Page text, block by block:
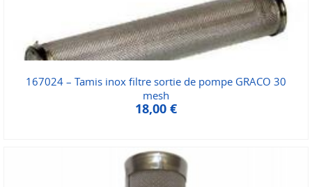
167024 – Tamis inox filtre sortie de pompe GRACO 30
mesh
18,00 €